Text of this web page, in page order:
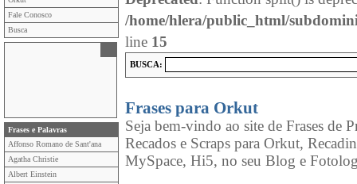
Fale Conosco
Busca
Frases e Palavras
Affonso Romano de Sant'ana
Agatha Christie
Albert Einstein
/home/hlera/public_html/
line 15
BUSCA:
Frases para Orkut
Seja bem-vindo ao site de Frases de
Recados e Scraps para Orkut,
MySpace, Hi5, no seu Blog e